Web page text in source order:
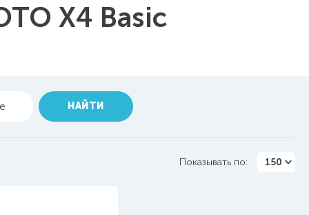
X4 Basic
НАЙТИ
Показывать по: 150